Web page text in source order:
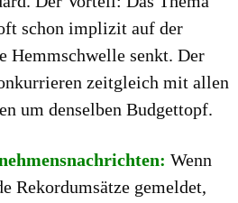
schon implizit auf der
Hemmschwelle senkt. Der
zeitgleich mit allen
um denselben Budgettopf.
Wenn
Rekordumsätze gemeldet,